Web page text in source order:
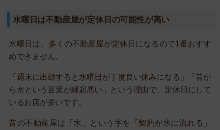
水曜日は不動産屋が定休日の可能性が高い
水曜日は、多くの不動産屋が定休日になるので1番おすす
めできません。
「週末に出勤すると水曜日が丁度良い休みになる」「昔か
ら水という言葉が縁起悪い」という理由で、定休日にして
いるお店が多いです。
昔の不動産屋は「水」という字を「契約が水に流れる」